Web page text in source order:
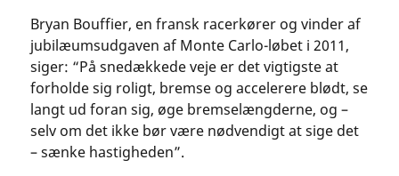
Bryan Bouffier, en fransk racerkører og vinder af
jubilæumsudgaven af Monte Carlo-løbet i 2011,
siger: “På snedækkede veje er det vigtigste at
forholde sig roligt, bremse og accelerere blødt, se
langt ud foran sig, øge bremselængderne, og –
selv om det ikke bør være nødvendigt at sige det
– sænke hastigheden”.